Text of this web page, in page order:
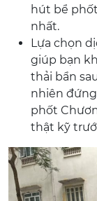
hút bể
nhất.
Lựa chọn
giúp bạn
thải bẩn
nhiên
phốt
thật kỹ